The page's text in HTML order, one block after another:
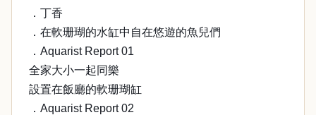
．丁香
．在軟珊瑚的水缸中自在悠遊的魚兒們
．Aquarist Report 01
全家大小一起同樂
設置在飯廳的軟珊瑚缸
．Aquarist Report 02